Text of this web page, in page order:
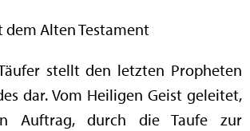
Alten Testament
stellt den letzten Propheten
dar. Vom Heiligen Geist geleitet,
Auftrag, durch die Taufe zur